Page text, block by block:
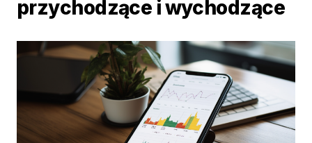
przychodzące i wychodzące